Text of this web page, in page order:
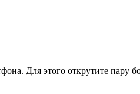
Для этого открутите пару